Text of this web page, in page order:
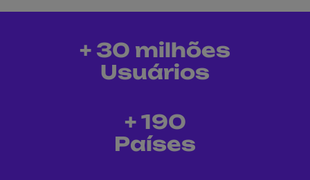
+ 30 milhões
Usuários
+ 190
Países